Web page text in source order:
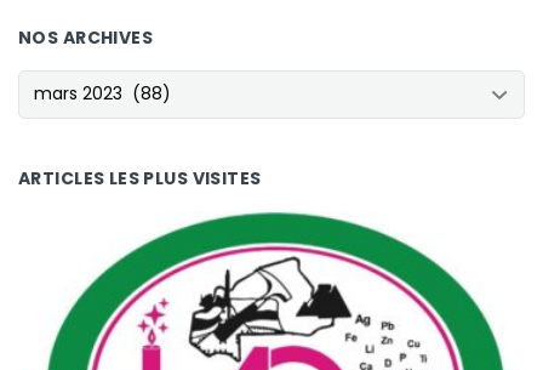
NOS ARCHIVES
NOS ARCHIVES
ARTICLES LES PLUS VISITES